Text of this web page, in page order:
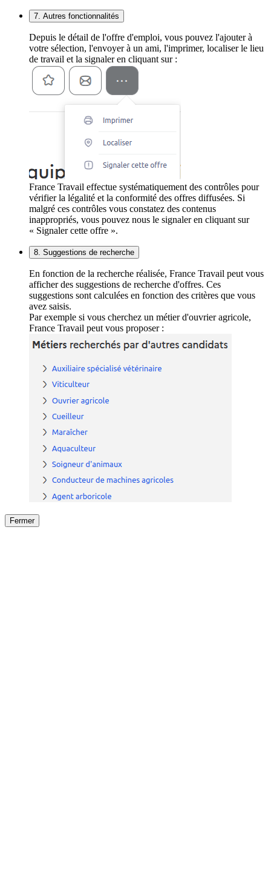
7. Autres fonctionnalités
Depuis le détail de l'offre d'emploi, vous pouvez l'ajouter à
votre sélection, l'envoyer à un ami, l'imprimer, localiser le lieu
de travail et la signaler en cliquant sur :
France Travail effectue systématiquement des contrôles pour
vérifier la légalité et la conformité des offres diffusées. Si
malgré ces contrôles vous constatez des contenus
inappropriés, vous pouvez nous le signaler en cliquant sur
« Signaler cette offre ».
8. Suggestions de recherche
En fonction de la recherche réalisée, France Travail peut vous
afficher des suggestions de recherche d'offres. Ces
suggestions sont calculées en fonction des critères que vous
avez saisis.
Par exemple si vous cherchez un métier d'ouvrier agricole,
France Travail peut vous proposer :
Fermer